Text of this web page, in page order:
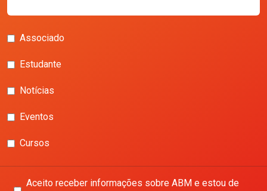
Associado
Estudante
Notícias
Eventos
Cursos
Aceito receber informações sobre ABM e estou de